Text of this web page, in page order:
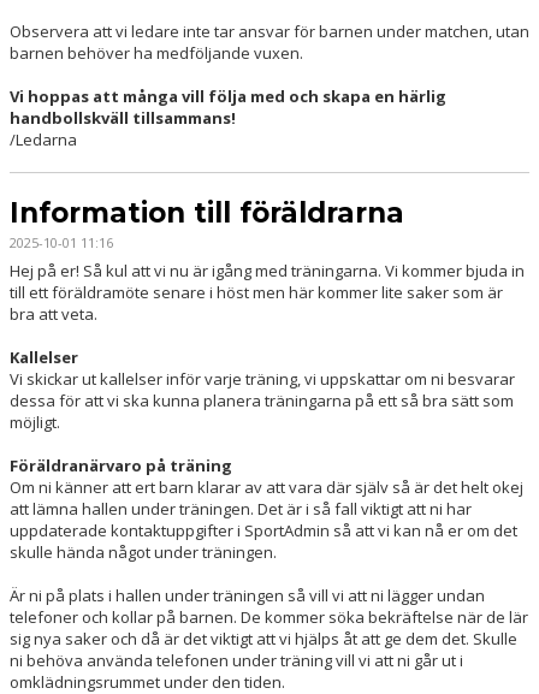
Observera att vi ledare inte tar ansvar för barnen under matchen, utan
barnen behöver ha medföljande vuxen.
Vi hoppas att många vill följa med och skapa en härlig
handbollskväll tillsammans!
/Ledarna
Information till föräldrarna
2025-10-01 11:16
Hej på er! Så kul att vi nu är igång med träningarna. Vi kommer bjuda in
till ett föräldramöte senare i höst men här kommer lite saker som är
bra att veta.
Kallelser
Vi skickar ut kallelser inför varje träning, vi uppskattar om ni besvarar
dessa för att vi ska kunna planera träningarna på ett så bra sätt som
möjligt.
Föräldranärvaro på träning
Om ni känner att ert barn klarar av att vara där själv så är det helt okej
att lämna hallen under träningen. Det är i så fall viktigt att ni har
uppdaterade kontaktuppgifter i SportAdmin så att vi kan nå er om det
skulle hända något under träningen.
Är ni på plats i hallen under träningen så vill vi att ni lägger undan
telefoner och kollar på barnen. De kommer söka bekräftelse när de lär
sig nya saker och då är det viktigt att vi hjälps åt att ge dem det. Skulle
ni behöva använda telefonen under träning vill vi att ni går ut i
omklädningsrummet under den tiden.